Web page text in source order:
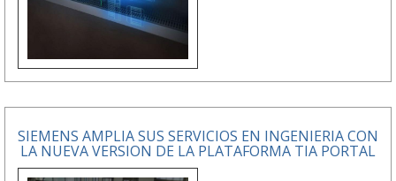
SIEMENS AMPLIA SUS SERVICIOS EN INGENIERIA CON
LA NUEVA VERSION DE LA PLATAFORMA TIA PORTAL